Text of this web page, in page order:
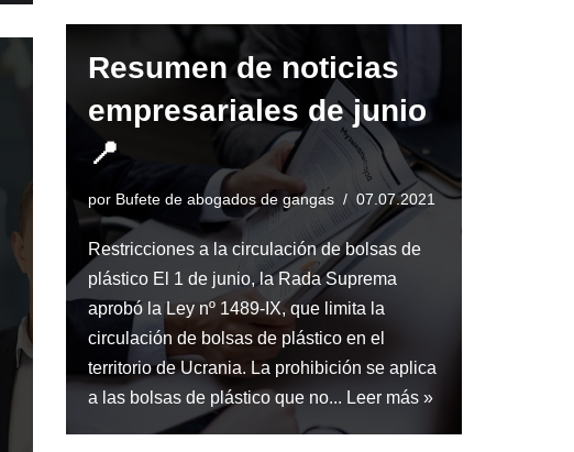
Resumen de noticias
empresariales de junio
📍
por Bufete de abogados de gangas 07.07.2021
Restricciones a la circulación de bolsas de
plástico El 1 de junio, la Rada Suprema
aprobó la Ley nº 1489-IX, que limita la
circulación de bolsas de plástico en el
territorio de Ucrania. La prohibición se aplica
a las bolsas de plástico que no... Leer más »